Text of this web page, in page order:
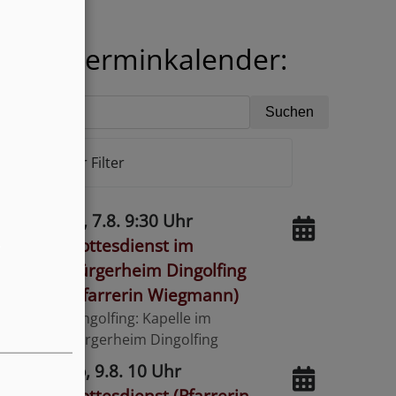
Unser Terminkalender:
Erweiterter Filter
Fr, 7.8. 9:30 Uhr
Gottesdienst im
Bürgerheim Dingolfing
(Pfarrerin Wiegmann)
Dingolfing Kapelle im
Bürgerheim Dingolfing
So, 9.8. 10 Uhr